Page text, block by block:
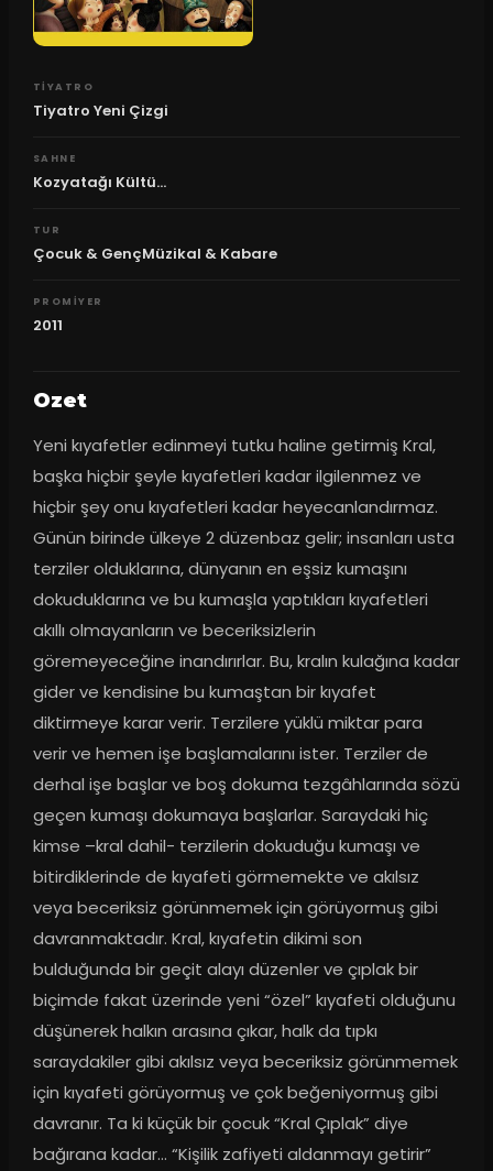
TIYATRO
Tiyatro Yeni Çizgi
SAHNE
Kozyatağı Kültü...
TUR
Çocuk & GençMüzikal & Kabare
PROMIYER
2011
Ozet
Yeni kıyafetler edinmeyi tutku haline getirmiş Kral,
başka hiçbir şeyle kıyafetleri kadar ilgilenmez ve
hiçbir şey onu kıyafetleri kadar heyecanlandırmaz.
Günün birinde ülkeye 2 düzenbaz gelir; insanları usta
terziler olduklarına, dünyanın en eşsiz kumaşını
dokuduklarına ve bu kumaşla yaptıkları kıyafetleri
akıllı olmayanların ve beceriksizlerin
göremeyeceğine inandırırlar. Bu, kralın kulağına kadar
gider ve kendisine bu kumaştan bir kıyafet
diktirmeye karar verir. Terzilere yüklü miktar para
verir ve hemen işe başlamalarını ister. Terziler de
derhal işe başlar ve boş dokuma tezgâhlarında sözü
geçen kumaşı dokumaya başlarlar. Saraydaki hiç
kimse –kral dahil- terzilerin dokuduğu kumaşı ve
bitirdiklerinde de kıyafeti görmemekte ve akılsız
veya beceriksiz görünmemek için görüyormuş gibi
davranmaktadır. Kral, kıyafetin dikimi son
bulduğunda bir geçit alayı düzenler ve çıplak bir
biçimde fakat üzerinde yeni “özel” kıyafeti olduğunu
düşünerek halkın arasına çıkar, halk da tıpkı
saraydakiler gibi akılsız veya beceriksiz görünmemek
için kıyafeti görüyormuş ve çok beğeniyormuş gibi
davranır. Ta ki küçük bir çocuk “Kral Çıplak” diye
bağırana kadar… “Kişilik zafiyeti aldanmayı getirir”